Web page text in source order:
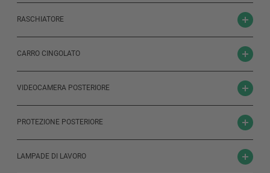
RASCHIATORE
CARRO CINGOLATO
VIDEOCAMERA POSTERIORE
PROTEZIONE POSTERIORE
LAMPADE DI LAVORO